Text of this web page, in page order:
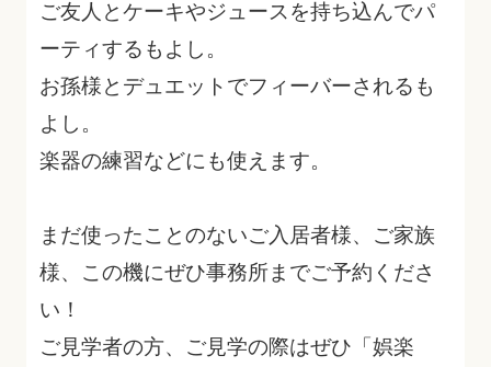
ご友人とケーキやジュースを持ち込んでパ
ーティするもよし。
お孫様とデュエットでフィーバーされるも
よし。
楽器の練習などにも使えます。
まだ使ったことのないご入居者様、ご家族
様、この機にぜひ事務所までご予約くださ
い！
ご見学者の方、ご見学の際はぜひ「娯楽